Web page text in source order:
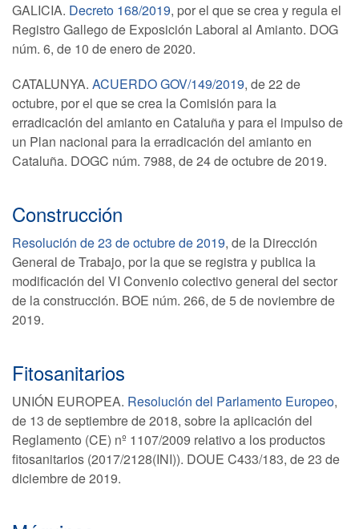
GALICIA. Decreto 168/2019, por el que se crea y regula el
Registro Gallego de Exposición Laboral al Amianto. DOG
núm. 6, de 10 de enero de 2020.
CATALUNYA. ACUERDO GOV/149/2019, de 22 de
octubre, por el que se crea la Comisión para la
erradicación del amianto en Cataluña y para el impulso de
un Plan nacional para la erradicación del amianto en
Cataluña. DOGC núm. 7988, de 24 de octubre de 2019.
Construcción
Resolución de 23 de octubre de 2019, de la Dirección
General de Trabajo, por la que se registra y publica la
modificación del VI Convenio colectivo general del sector
de la construcción. BOE núm. 266, de 5 de noviembre de
2019.
Fitosanitarios
UNIÓN EUROPEA. Resolución del Parlamento Europeo,
de 13 de septiembre de 2018, sobre la aplicación del
Reglamento (CE) nº 1107/2009 relativo a los productos
fitosanitarios (2017/2128(INI)). DOUE C433/183, de 23 de
diciembre de 2019.